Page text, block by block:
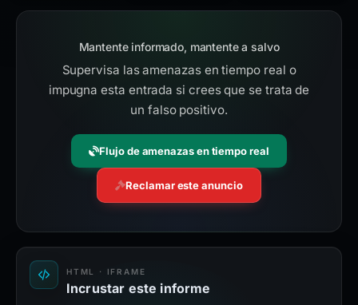
Mantente informado, mantente a salvo
Supervisa las amenazas en tiempo real o
impugna esta entrada si crees que se trata de
un falso positivo.
Flujo de amenazas en tiempo real
Reclamar este anuncio
HTML · IFRAME
Incrustar este informe